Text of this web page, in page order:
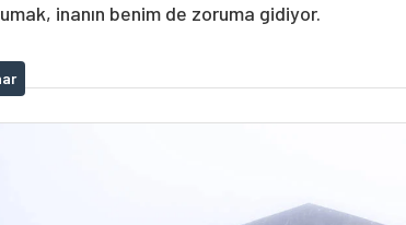
inanın benim de zoruma gidiyor.